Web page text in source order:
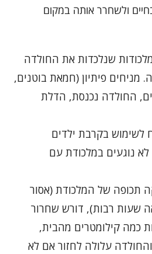
ולשחרר אותה במקום
שנלכדות את החולדה
מניחים פיתיון (חמאת בוטנים,
החולדה נכנסת, הדלת
לשימוש בקרבת ילדים
נוגעים במלכודת עם
תכופה של המלכודת (אסור
שעות רבות), דורש שחרור
כמה קילומטרים מהבית,
עלולה לחזור אם לא